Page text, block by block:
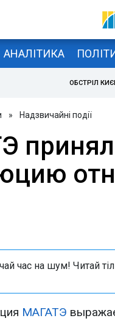
АНАЛІТИКА
ОБСТРІЛ
» Надзвичайні події
час на шум! Читай
МАГАТЭ